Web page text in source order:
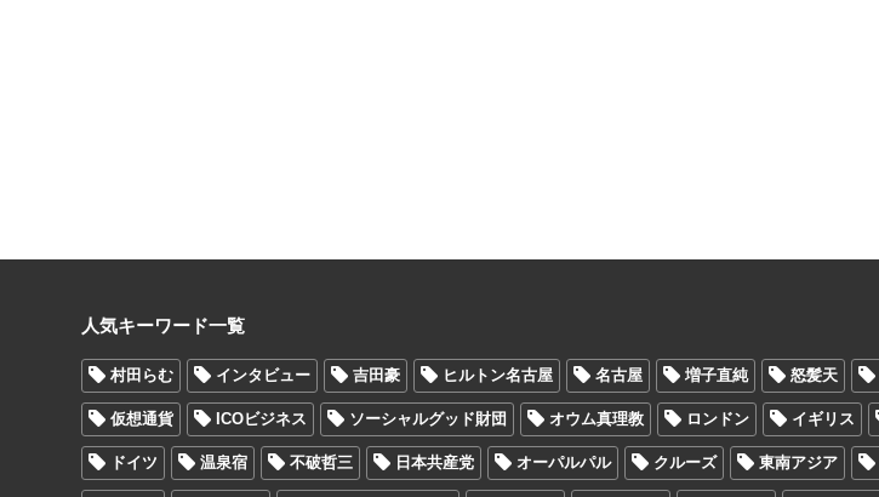
人気キーワード一覧
村田らむ インタビュー 吉田豪 ヒルトン名古屋 名古屋 増子直純 怒髪天
仮想通貨 ICOビジネス ソーシャルグッド財団 オウム真理教 ロンドン イギリス
ドイツ 温泉宿 不破哲三 日本共産党 オーパルパル クルーズ 東南アジア